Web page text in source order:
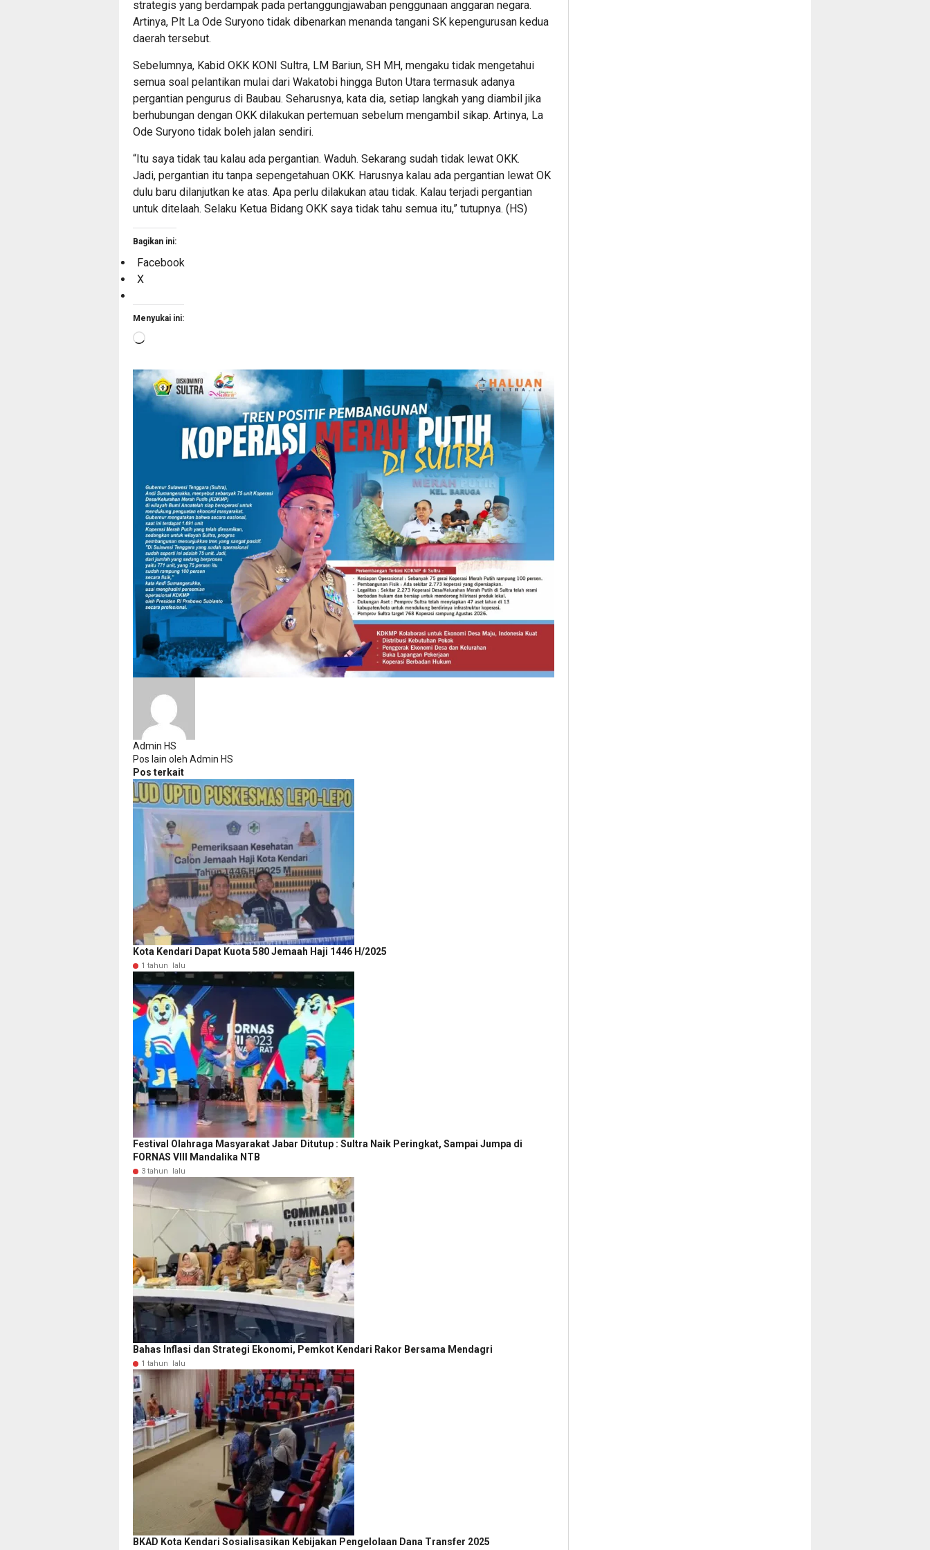
strategis yang berdampak pada pertanggungjawaban penggunaan anggaran negara.
Artinya, Plt La Ode Suryono tidak dibenarkan menanda tangani SK kepengurusan kedua
daerah tersebut.
Sebelumnya, Kabid OKK KONI Sultra, LM Bariun, SH MH, mengaku tidak mengetahui
semua soal pelantikan mulai dari Wakatobi hingga Buton Utara termasuk adanya
pergantian pengurus di Baubau. Seharusnya, kata dia, setiap langkah yang diambil jika
berhubungan dengan OKK dilakukan pertemuan sebelum mengambil sikap. Artinya, La
Ode Suryono tidak boleh jalan sendiri.
“Itu saya tidak tau kalau ada pergantian. Waduh. Sekarang sudah tidak lewat OKK.
Jadi, pergantian itu tanpa sepengetahuan OKK. Harusnya kalau ada pergantian lewat OK
dulu baru dilanjutkan ke atas. Apa perlu dilakukan atau tidak. Kalau terjadi pergantian
untuk ditelaah. Selaku Ketua Bidang OKK saya tidak tahu semua itu,” tutupnya. (HS)
Bagikan ini:
Facebook
X
Menyukai ini:
Memuat...
Admin HS
Pos lain oleh Admin HS
Pos terkait
Kota Kendari Dapat Kuota 580 Jemaah Haji 1446 H/2025
1 tahun lalu
Festival Olahraga Masyarakat Jabar Ditutup : Sultra Naik Peringkat, Sampai Jumpa di
FORNAS VIII Mandalika NTB
3 tahun lalu
Bahas Inflasi dan Strategi Ekonomi, Pemkot Kendari Rakor Bersama Mendagri
1 tahun lalu
BKAD Kota Kendari Sosialisasikan Kebijakan Pengelolaan Dana Transfer 2025